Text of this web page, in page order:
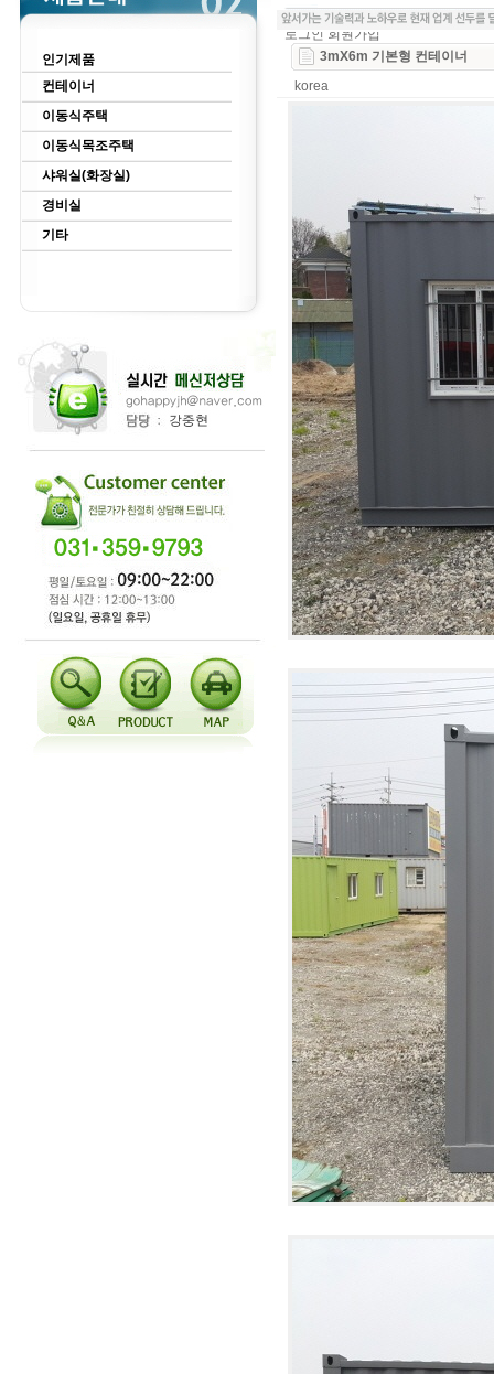
인기제품
컨테이너
이동식주택
이동식목조주택
샤워실(화장실)
경비실
기타
로그인 회원가입
3mX6m 기본형 컨테이너
korea